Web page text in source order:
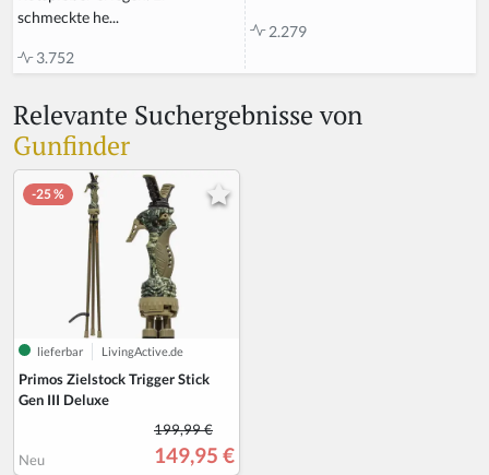
schmeckte he...
3.752
2.279
Relevante Suchergebnisse von
Gunfinder